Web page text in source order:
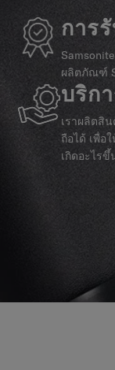
การ
ผลิตภัณฑ์
บริก
เราผลิตสิ
ถือได้ เพื่อ
เกิดอะไร